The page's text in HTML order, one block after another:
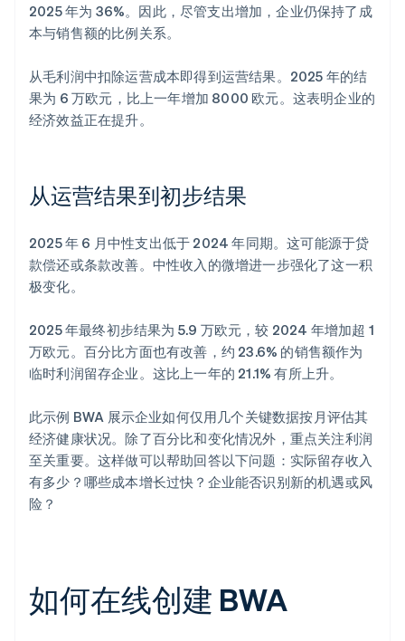
2025 年为 36%。因此，尽管支出增加，企业仍保持了成
本与销售额的比例关系。
从毛利润中扣除运营成本即得到运营结果。2025 年的结
果为 6 万欧元，比上一年增加 8000 欧元。这表明企业的
经济效益正在提升。
从运营结果到初步结果
2025 年 6 月中性支出低于 2024 年同期。这可能源于贷
款偿还或条款改善。中性收入的微增进一步强化了这一积
极变化。
2025 年最终初步结果为 5.9 万欧元，较 2024 年增加超 1
万欧元。百分比方面也有改善，约 23.6% 的销售额作为
临时利润留存企业。这比上一年的 21.1% 有所上升。
此示例 BWA 展示企业如何仅用几个关键数据按月评估其
经济健康状况。除了百分比和变化情况外，重点关注利润
至关重要。这样做可以帮助回答以下问题：实际留存收入
有多少？哪些成本增长过快？企业能否识别新的机遇或风
险？
如何在线创建 BWA